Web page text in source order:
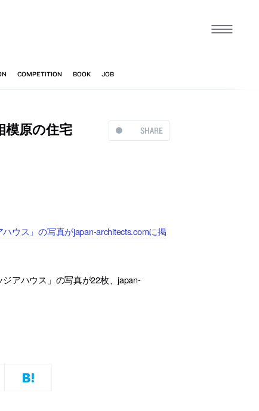
SHARE
模原の住宅
ウス」の写真がjapan-architects.comに掲
アハウス」の写真が22枚、japan-